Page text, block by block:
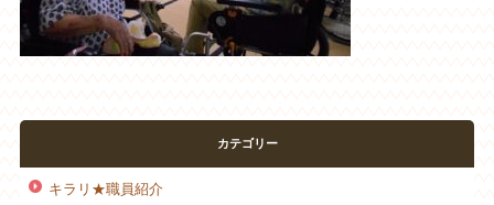
カテゴリー
キラリ★職員紹介